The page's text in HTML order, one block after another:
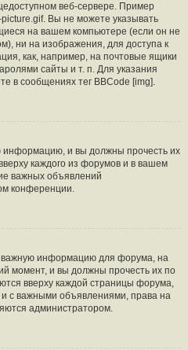
веб-сервере. Пример
Вы не можете указывать
на вашем компьютере (если он не
ни на изображения, для доступа к
как, например, на почтовые ящики
сайты и т. п. Для указания
в сообщениях тег BBCode [img].
и вы должны прочесть их
каждого из форумов и в вашем
важных объявлений
конференции.
информацию для форума, на
момент, и вы должны прочесть их по
вверху каждой страницы форума,
и с важными объявлениями, права на
администратором.